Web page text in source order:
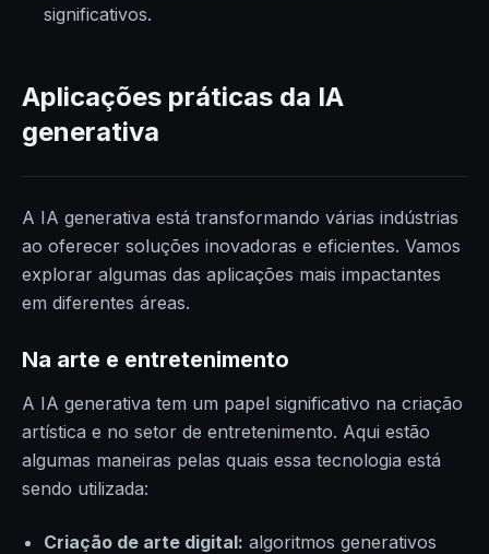
significativos.
Aplicações práticas da IA
generativa
A IA generativa está transformando várias indústrias
ao oferecer soluções inovadoras e eficientes. Vamos
explorar algumas das aplicações mais impactantes
em diferentes áreas.
Na arte e entretenimento
A IA generativa tem um papel significativo na criação
artística e no setor de entretenimento. Aqui estão
algumas maneiras pelas quais essa tecnologia está
sendo utilizada:
Criação de arte digital: algoritmos generativos